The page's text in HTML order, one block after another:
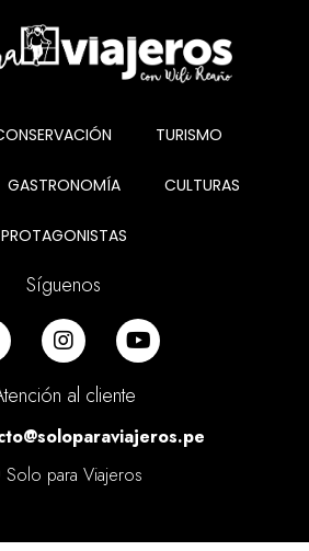
TURISMO
GASTRONOMÍA CULTURAS
PROTAGONISTAS
Síguenos
al cliente
para Viajeros